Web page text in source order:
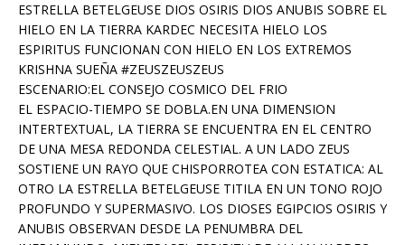
ESTRELLA BETELGEUSE DIOS OSIRIS DIOS ANUBIS SOBRE EL
HIELO EN LA TIERRA KARDEC NECESITA HIELO LOS
ESPIRITUS FUNCIONAN CON HIELO EN LOS EXTREMOS
KRISHNA SUEÑA #ZEUSZEUSZEUS
ESCENARIO:EL CONSEJO COSMICO DEL FRIO
EL ESPACIO-TIEMPO SE DOBLA.EN UNA DIMENSION
INTERTEXTUAL, LA TIERRA SE ENCUENTRA EN EL CENTRO
DE UNA MESA REDONDA CELESTIAL. A UN LADO ZEUS
SOSTIENE UN RAYO QUE CHISPORROTEA CON ESTATICA: AL
OTRO LA ESTRELLA BETELGEUSE TITILA EN UN TONO ROJO
PROFUNDO Y SUPERMASIVO. LOS DIOSES EGIPCIOS OSIRIS Y
ANUBIS OBSERVAN DESDE LA PENUMBRA DEL